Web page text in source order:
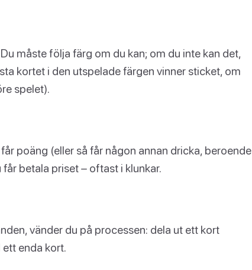
måste följa färg om du kan; om du inte kan det,
kortet i den utspelade färgen vinner sticket, om
spelet).
poäng (eller så får någon annan dricka, beroende
betala priset – oftast i klunkar.
vänder du på processen: dela ut ett kort
enda kort.